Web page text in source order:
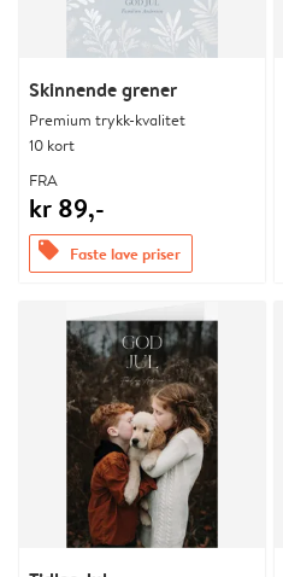
Skinnende grener
Premium trykk-kvalitet
10 kort
FRA
kr 89,-
offers Faste lave priser